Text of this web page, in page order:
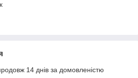
14 днів за домовленістю